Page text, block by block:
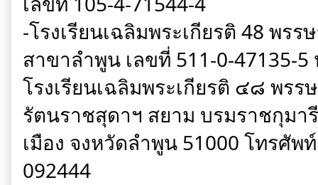
-โรงเรียนเฉลิมพระเกียรติ 48 พร
สาขาลำพูน เลขที่ 511-0-47135-
โรงเรียนเฉลิมพระเกียรติ ๔๘ พร
รัตนราชสุดาฯ สยาม บรมราชกุมา
เมือง จงหวัดลำพูน 51000 โทรศัพ
092444